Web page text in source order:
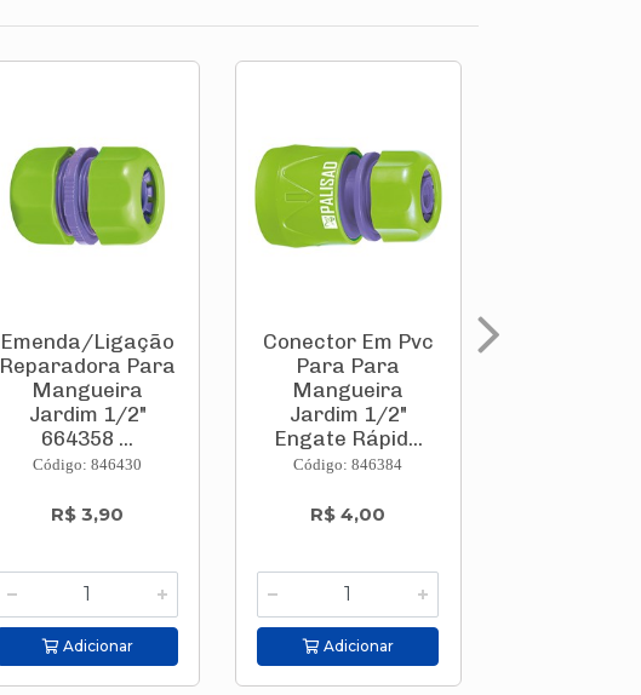
Emenda/Ligação
Reparadora Para
Mangueira
Jardim 1/2"
664358 ...
Código: 846430
R$ 3,90
Adicionar
Conector Em Pvc
Para Para
Mangueira
Jardim 1/2"
Engate Rápid...
Código: 846384
R$ 4,00
Adicionar